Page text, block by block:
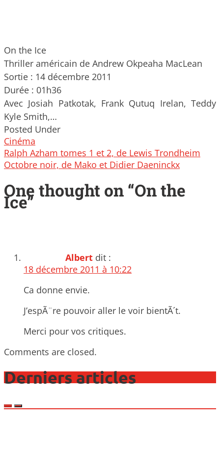
On the Ice
Thriller américain de Andrew Okpeaha MacLean
Sortie : 14 décembre 2011
Durée : 01h36
Avec Josiah Patkotak, Frank Qutuq Irelan, Teddy
Kyle Smith,…
Posted Under
Cinéma
Post
navigation
Ralph Azham tomes 1 et 2, de Lewis Trondheim
Octobre noir, de Mako et Didier Daeninckx
One thought on “On the
Ice”
Albert dit :
18 décembre 2011 à 10:22
Ca donne envie.
J’espÃ¨re pouvoir aller le voir bientÃ´t.
Merci pour vos critiques.
Comments are closed.
Derniers articles